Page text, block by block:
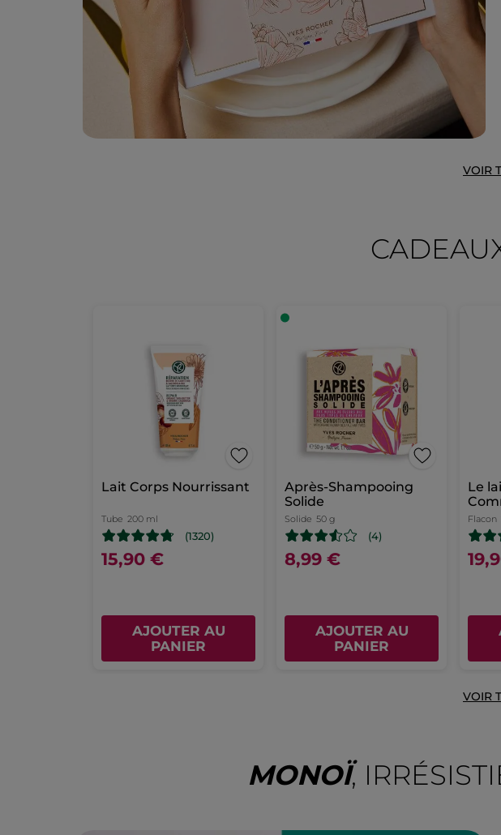
VOIR
Lait Corps Nourrissant
Tube 200 ml
(1320)
15,90 €
AJOUTER AU
PANIER
Après-Shampooing
Solide
Solide 50 g
(4)
8,99 €
AJOUTER AU
PANIER
Le
Flacon
VOIR
MONOÏ,